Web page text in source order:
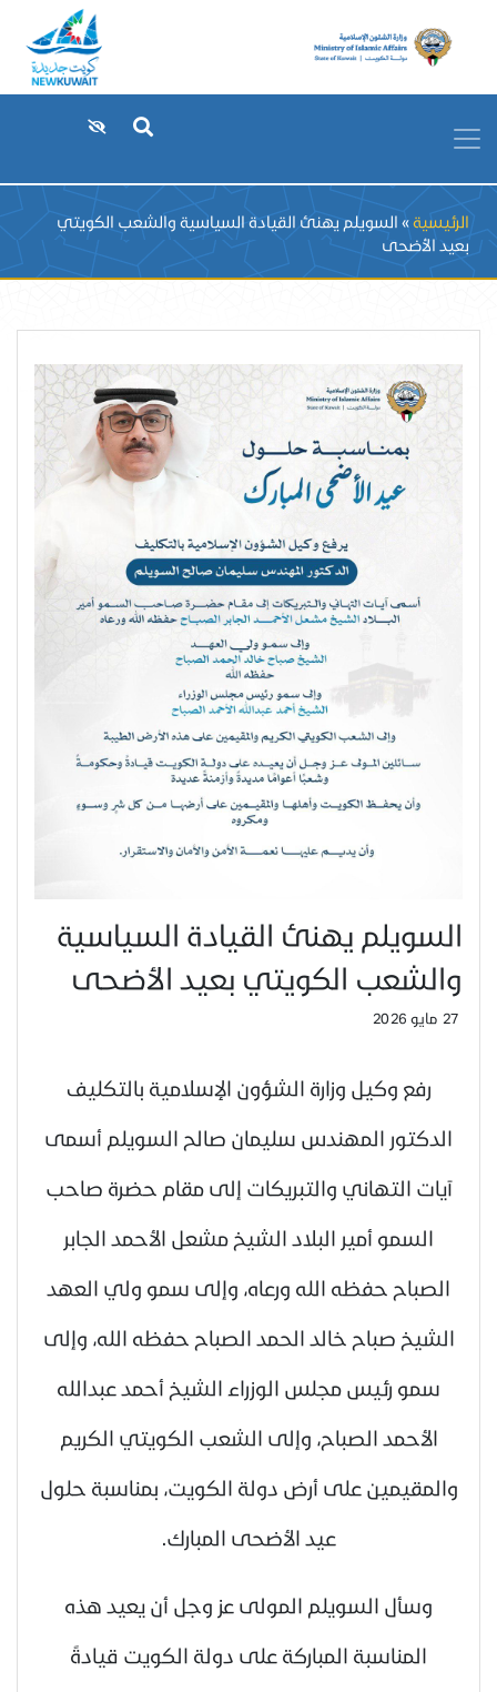
Breadcrumb
الرئيسية
السويلم يهنئ القيادة السياسية والشعب الكويتي
بعيد الأضحى
السويلم يهنئ القيادة السياسية
والشعب الكويتي بعيد الأضحى
27 مايو 2026
رفع وكيل وزارة الشؤون الإسلامية بالتكليف
الدكتور المهندس سليمان صالح السويلم أسمى
آيات التهاني والتبريكات إلى مقام حضرة صاحب
السمو أمير البلاد الشيخ مشعل الأحمد الجابر
الصباح حفظه الله ورعاه، وإلى سمو ولي العهد
الشيخ صباح خالد الحمد الصباح حفظه الله، وإلى
سمو رئيس مجلس الوزراء الشيخ أحمد عبدالله
الأحمد الصباح، وإلى الشعب الكويتي الكريم
والمقيمين على أرض دولة الكويت، بمناسبة حلول
عيد الأضحى المبارك.
وسأل السويلم المولى عز وجل أن يعيد هذه
المناسبة المباركة على دولة الكويت قيادةً